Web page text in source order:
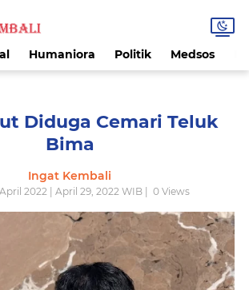
Humaniora Politik Medsos
Diduga Cemari Teluk
Bima
Ingat Kembali
2022 | April 29, 2022 WIB | 0 Views